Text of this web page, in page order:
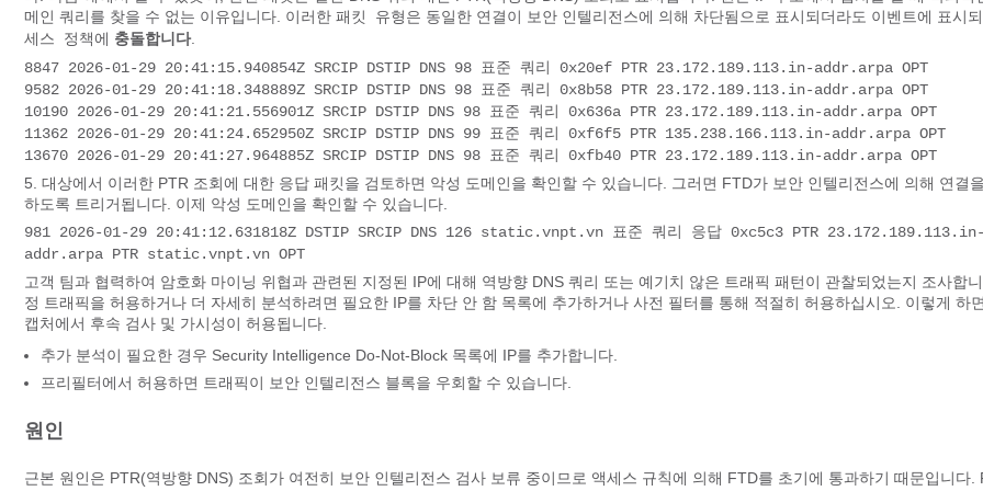
메인 쿼리를 찾을 수 없는 이유입니다. 이러한 패킷 유형은 동일한 연결이 보안 인텔리전스에 의해 차단됨으로 표시되더라도 이벤트에 표시
세스 정책에 충돌합니다.
8847 2026-01-29 20:41:15.940854Z SRCIP DSTIP DNS 98 표준 쿼리 0x20ef PTR 23.172.189.113.in-addr.arpa OPT
9582 2026-01-29 20:41:18.348889Z SRCIP DSTIP DNS 98 표준 쿼리 0x8b58 PTR 23.172.189.113.in-addr.arpa OPT
10190 2026-01-29 20:41:21.556901Z SRCIP DSTIP DNS 98 표준 쿼리 0x636a PTR 23.172.189.113.in-addr.arpa OPT
11362 2026-01-29 20:41:24.652950Z SRCIP DSTIP DNS 99 표준 쿼리 0xf6f5 PTR 135.238.166.113.in-addr.arpa OPT
13670 2026-01-29 20:41:27.964885Z SRCIP DSTIP DNS 98 표준 쿼리 0xfb40 PTR 23.172.189.113.in-addr.arpa OPT
5. 대상에서 이러한 PTR 조회에 대한 응답 패킷을 검토하면 악성 도메인을 확인할 수 있습니다. 그러면 FTD가 보안 인텔리전스에 의해 연결
하도록 트리거됩니다. 이제 악성 도메인을 확인할 수 있습니다.
981 2026-01-29 20:41:12.631818Z DSTIP SRCIP DNS 126 static.vnpt.vn 표준 쿼리 응답 0xc5c3 PTR 23.172.189.113.in-
addr.arpa PTR static.vnpt.vn OPT
고객 팀과 협력하여 암호화 마이닝 위협과 관련된 지정된 IP에 대해 역방향 DNS 쿼리 또는 예기치 않은 트래픽 패턴이 관찰되었는지 조사합
정 트래픽을 허용하거나 더 자세히 분석하려면 필요한 IP를 차단 안 함 목록에 추가하거나 사전 필터를 통해 적절히 허용하십시오. 이렇게 하
캡처에서 후속 검사 및 가시성이 허용됩니다.
추가 분석이 필요한 경우 Security Intelligence Do-Not-Block 목록에 IP를 추가합니다.
프리필터에서 허용하면 트래픽이 보안 인텔리전스 블록을 우회할 수 있습니다.
원인
근본 원인은 PTR(역방향 DNS) 조회가 여전히 보안 인텔리전스 검사 보류 중이므로 액세스 규칙에 의해 FTD를 초기에 통과하기 때문입니다.